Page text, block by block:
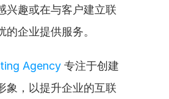
兴趣或在与客户建立联
的企业提供服务。
Agency 专注于创建
象，以提升企业的互联